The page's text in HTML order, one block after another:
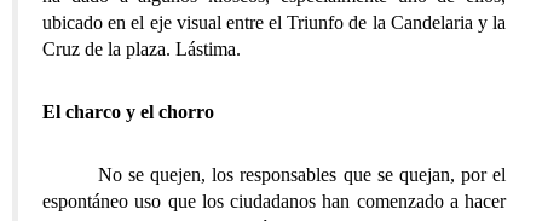
ubicado en el eje visual entre el Triunfo de la Candelaria y la
Cruz de la plaza. Lástima.
El charco y el chorro
No se quejen, los responsables que se quejan, por el
espontáneo uso que los ciudadanos han comenzado a hacer